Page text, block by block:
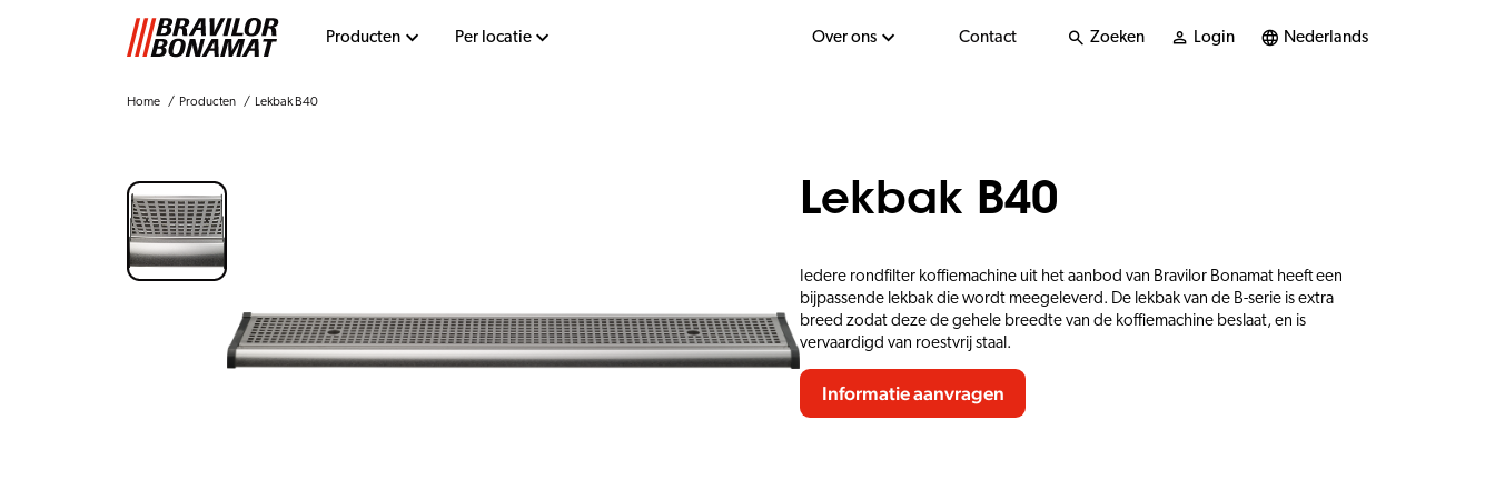
Producten Per locatie Over ons Contact Zoeken Login Nederlands
Home Producten Lekbak B40
Lekbak B40
Iedere rondfilter koffiemachine uit het aanbod van Bravilor Bonamat heeft een
bijpassende lekbak die wordt meegeleverd. De lekbak van de B-serie is extra
breed zodat deze de gehele breedte van de koffiemachine beslaat, en is
vervaardigd van roestvrij staal.
Informatie aanvragen